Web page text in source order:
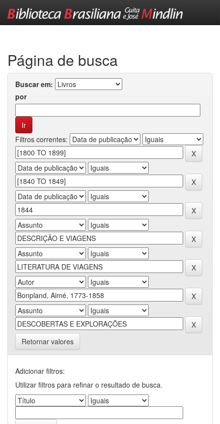
Página de busca
Buscar em:
por
Filtros correntes:
Retornar valores
Adicionar filtros:
Utilizar filtros para refinar o resultado de busca.